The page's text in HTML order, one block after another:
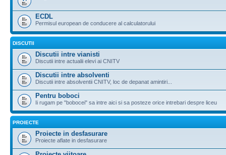
ECDL
Permisul european de conducere al calculatorului
DISCUTII
Discutii intre vianisti
Discutii intre actualii elevi ai CNITV
Discutii intre absolventi
Discutii intre absolventii CNITV, loc de depanat amintiri...
Pentru boboci
Ii rugam pe "bobocei" sa intre aici si sa posteze orice intrebari despre liceu
PROIECTE
Proiecte in desfasurare
Proiecte aflate in desfasurare